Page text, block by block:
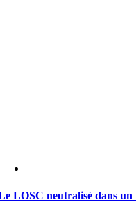
LOSC neutralisé dans